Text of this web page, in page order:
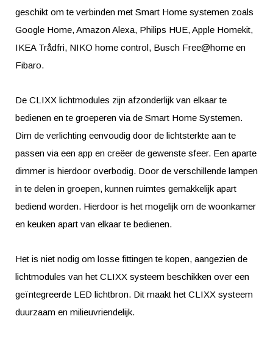
geschikt om te verbinden met Smart Home systemen zoals
Google Home, Amazon Alexa, Philips HUE, Apple Homekit,
IKEA Trådfri, NIKO home control, Busch Free@home en
Fibaro.
De CLIXX lichtmodules zijn afzonderlijk van elkaar te
bedienen en te groeperen via de Smart Home Systemen.
Dim de verlichting eenvoudig door de lichtsterkte aan te
passen via een app en creëer de gewenste sfeer. Een aparte
dimmer is hierdoor overbodig. Door de verschillende lampen
in te delen in groepen, kunnen ruimtes gemakkelijk apart
bediend worden. Hierdoor is het mogelijk om de woonkamer
en keuken apart van elkaar te bedienen.
Het is niet nodig om losse fittingen te kopen, aangezien de
lichtmodules van het CLIXX systeem beschikken over een
geïntegreerde LED lichtbron. Dit maakt het CLIXX systeem
duurzaam en milieuvriendelijk.